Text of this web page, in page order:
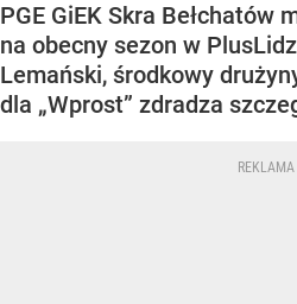
PGE GiEK Skra Bełchatów
na obecny sezon w
Lemański, środkowy
dla „Wprost” zdradza